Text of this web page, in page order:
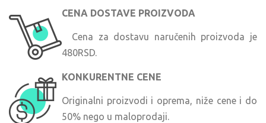
CENA DOSTAVE PROIZVODA
Cena za dostavu naručenih proizvoda je
480RSD.
KONKURENTNE CENE
Originalni proizvodi i oprema, niže cene i do
50% nego u maloprodaji.